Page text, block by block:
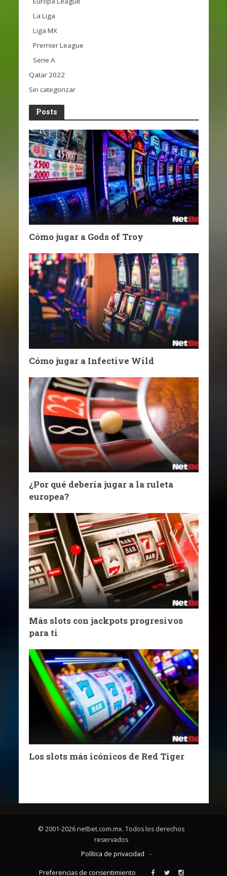
La Liga
Liga MX
Premier League
Serie A
Qatar 2022
Sin categorizar
Posts
Cómo jugar a Gods of Troy
Cómo jugar a Infective Wild
¿Por qué debería jugar a la ruleta
europea?
Más slots con jackpots progresivos
para ti
Los slots más icónicos de Red Tiger
© 2001-2026 netbet.com.mx. Todos los derechos
reservados
Política de privacidad
-
Preferencias de consentimiento